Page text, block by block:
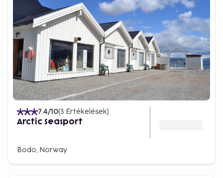
7.4/10(3 Értékelések)
Arctic Seasport
Bodo, Norway